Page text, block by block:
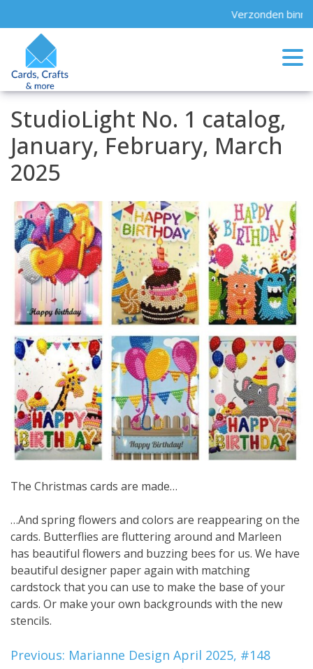
to
content
Verzonden
StudioLight No. 1 catalog,
January, February, March
2025
The Christmas cards are made…
…And spring flowers and colors are reappearing on the
cards. Butterflies are fluttering around and Marleen
has beautiful flowers and buzzing bees for us. We have
beautiful designer paper again with matching
cardstock that you can use to make the base of your
cards. Or make your own backgrounds with the new
stencils.
Bericht
Previous: Marianne Design April 2025, #148